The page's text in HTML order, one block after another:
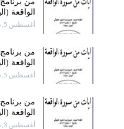
الواقعة
أغسطس 5, 2026
من
الواقعة
أغسطس 5, 2026
من
الواقعة
أغسطس 3, 2026